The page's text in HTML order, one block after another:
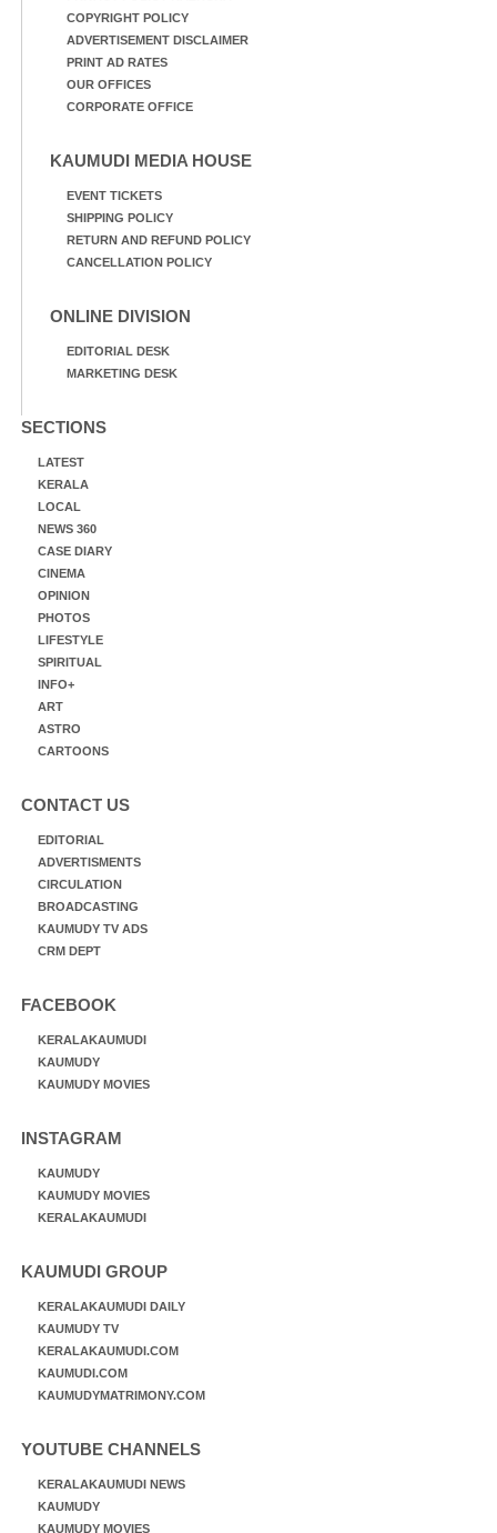
COPYRIGHT POLICY
ADVERTISEMENT DISCLAIMER
PRINT AD RATES
OUR OFFICES
CORPORATE OFFICE
KAUMUDI MEDIA HOUSE
EVENT TICKETS
SHIPPING POLICY
RETURN AND REFUND POLICY
CANCELLATION POLICY
ONLINE DIVISION
EDITORIAL DESK
MARKETING DESK
SECTIONS
LATEST
KERALA
LOCAL
NEWS 360
CASE DIARY
CINEMA
OPINION
PHOTOS
LIFESTYLE
SPIRITUAL
INFO+
ART
ASTRO
CARTOONS
CONTACT US
EDITORIAL
ADVERTISMENTS
CIRCULATION
BROADCASTING
KAUMUDY TV ADS
CRM DEPT
FACEBOOK
KERALAKAUMUDI
KAUMUDY
KAUMUDY MOVIES
INSTAGRAM
KAUMUDY
KAUMUDY MOVIES
KERALAKAUMUDI
KAUMUDI GROUP
KERALAKAUMUDI DAILY
KAUMUDY TV
KERALAKAUMUDI.COM
KAUMUDI.COM
KAUMUDYMATRIMONY.COM
YOUTUBE CHANNELS
KERALAKAUMUDI NEWS
KAUMUDY
KAUMUDY MOVIES